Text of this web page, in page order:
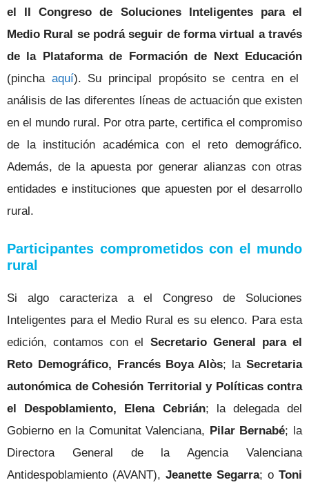
el II Congreso de Soluciones Inteligentes para el
Medio Rural se podrá seguir de forma virtual a través
de la Plataforma de Formación de Next Educación
(pincha aquí). Su principal propósito se centra en el
análisis de las diferentes líneas de actuación que existen
en el mundo rural. Por otra parte, certifica el compromiso
de la institución académica con el reto demográfico.
Además, de la apuesta por generar alianzas con otras
entidades e instituciones que apuesten por el desarrollo
rural.
Participantes comprometidos con el mundo
rural
Si algo caracteriza a el Congreso de Soluciones
Inteligentes para el Medio Rural es su elenco. Para esta
edición, contamos con el Secretario General para el
Reto Demográfico, Francés Boya Alòs; laSecretaria
autonómica de Cohesión Territorial y Políticas contra
el Despoblamiento, Elena Cebrián; la delegada del
Gobierno en la Comunitat Valenciana, Pilar Bernabé; la
Directora General de la Agencia Valenciana
Antidespoblamiento (AVANT), Jeanette Segarra; o Toni